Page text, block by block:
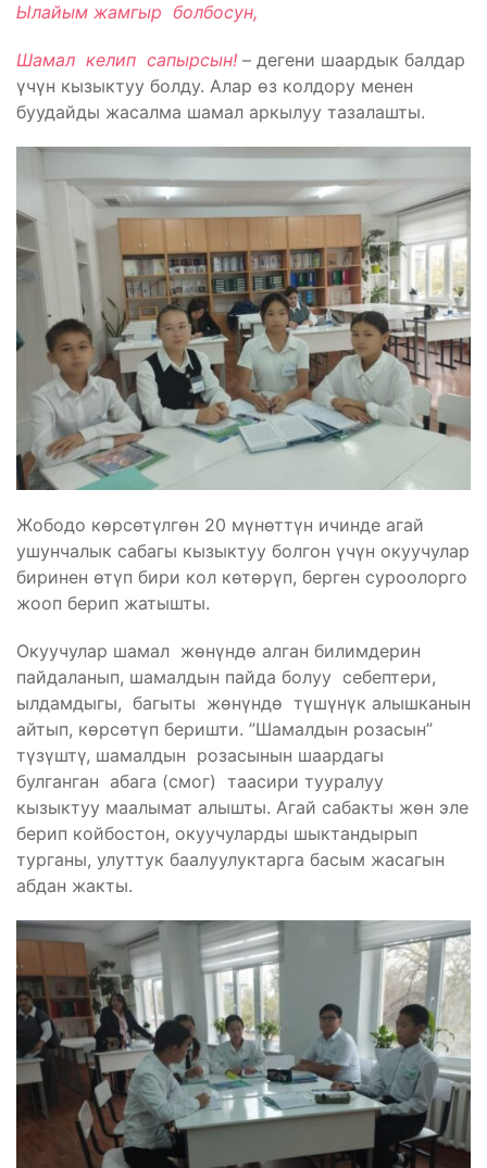
Ылайым жамгыр болбосун,
Шамал келип сапырсын! – дегени шаардык балдар
үчүн кызыктуу болду. Алар өз колдору менен
буудайды жасалма шамал аркылуу тазалашты.
Жободо көрсөтүлгөн 20 мүнөттүн ичинде агай
ушунчалык сабагы кызыктуу болгон үчүн окуучулар
биринен өтүп бири кол көтөрүп, берген суроолорго
жооп берип жатышты.
Окуучулар шамал жөнүндө алган билимдерин
пайдаланып, шамалдын пайда болуу себептери,
ылдамдыгы, багыты жөнүндө түшүнүк алышканын
айтып, көрсөтүп беришти. ”Шамалдын розасын”
түзүштү, шамалдын розасынын шаардагы
булганган абага (смог) таасири тууралуу
кызыктуу маалымат алышты. Агай сабакты жөн эле
берип койбостон, окуучуларды шыктандырып
турганы, улуттук баалуулуктарга басым жасагын
абдан жакты.